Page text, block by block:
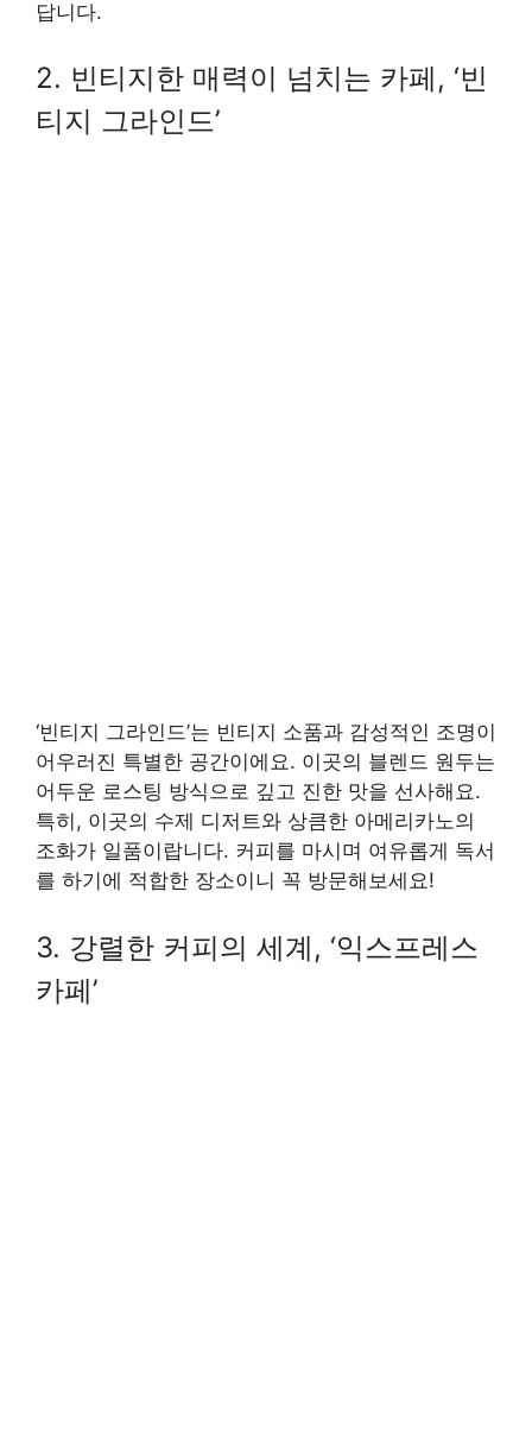
답니다.
2. 빈티지한 매력이 넘치는 카페, ‘빈
티지 그라인드’
‘빈티지 그라인드’는 빈티지 소품과 감성적인 조명이
어우러진 특별한 공간이에요. 이곳의 블렌드 원두는
어두운 로스팅 방식으로 깊고 진한 맛을 선사해요.
특히, 이곳의 수제 디저트와 상큼한 아메리카노의
조화가 일품이랍니다. 커피를 마시며 여유롭게 독서
를 하기에 적합한 장소이니 꼭 방문해보세요!
3. 강렬한 커피의 세계, ‘익스프레스
카페’